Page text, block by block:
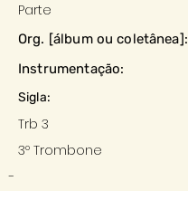
Parte
Org. [álbum ou coletânea]:
Instrumentação:
Sigla:
Trb 3
3º Trombone
-